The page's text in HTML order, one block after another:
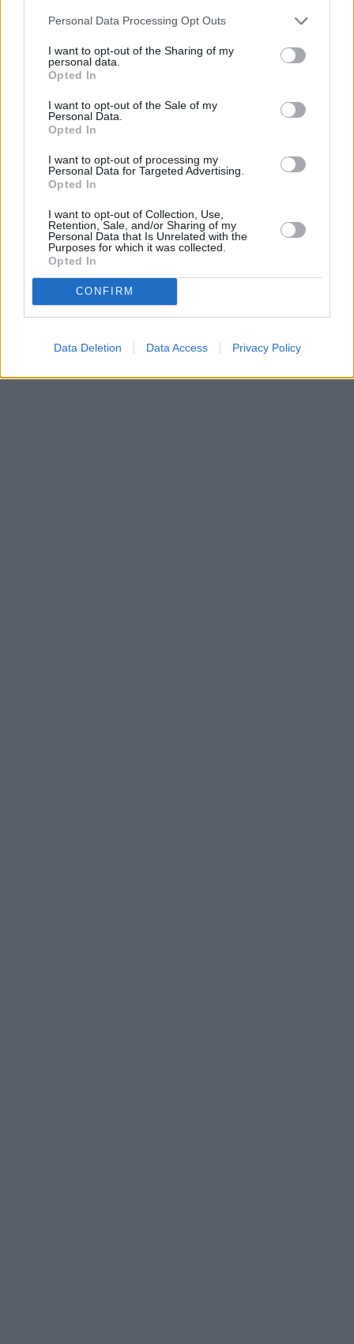
Personal Data Processing Opt Outs
I want to opt-out of the Sharing of my
personal data.
Opted In
I want to opt-out of the Sale of my
Personal Data.
Opted In
I want to opt-out of processing my
Personal Data for Targeted Advertising.
Opted In
I want to opt-out of Collection, Use,
Retention, Sale, and/or Sharing of my
Personal Data that Is Unrelated with the
Purposes for which it was collected.
Opted In
CONFIRM
Data Deletion Data Access Privacy Policy
Prima sport - co nabídne v prvním
vysílacím týdnu
Kdy a kde bude Prima sport k
O webu parabola.cz O souborech cookies
Dovolená u moře•Bazény